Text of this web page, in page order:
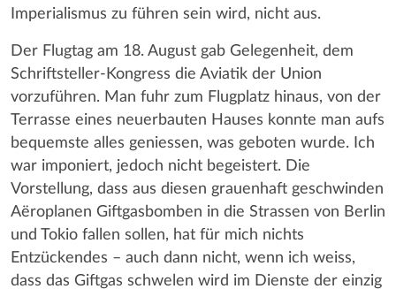
Imperialismus zu führen sein wird, nicht aus.
Der Flugtag am 18. August gab Gelegenheit, dem
Schriftsteller-Kongress die Aviatik der Union
vorzuführen. Man fuhr zum Flugplatz hinaus, von der
Terrasse eines neuerbauten Hauses konnte man aufs
bequemste alles geniessen, was geboten wurde. Ich
war imponiert, jedoch nicht begeistert. Die
Vorstellung, dass aus diesen grauenhaft geschwinden
Aёroplanen Giftgasbomben in die Strassen von Berlin
und Tokio fallen sollen, hat für mich nichts
Entzückendes – auch dann nicht, wenn ich weiss,
dass das Giftgas schwelen wird im Dienste der einzig